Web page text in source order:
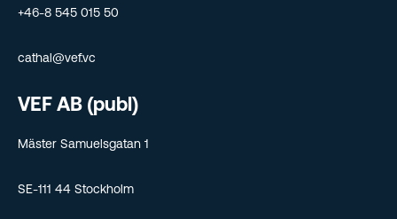
+46-8 545 015 50
cathal@vef.vc
VEF AB (publ)
Mäster Samuelsgatan 1
SE-111 44 Stockholm